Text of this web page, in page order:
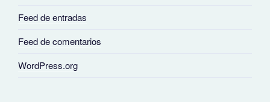
Feed de entradas
Feed de comentarios
WordPress.org